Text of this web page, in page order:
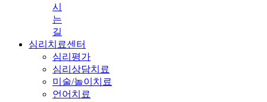
시
는
길
심리치료센터
심리평가
심리상담치료
미술/놀이치료
언어치료